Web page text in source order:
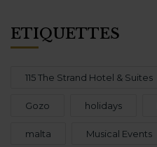
ÉTIQUETTES
115 The Strand Hotel & Suites
Gozo holidays
malta Musical Events